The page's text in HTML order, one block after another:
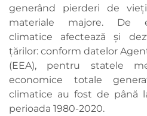
generând pierderi de
materiale majore. De
climatice afectează și
țărilor: conform datelor
(EEA), pentru statele
economice totale
climatice au fost de până
perioada 1980-2020.